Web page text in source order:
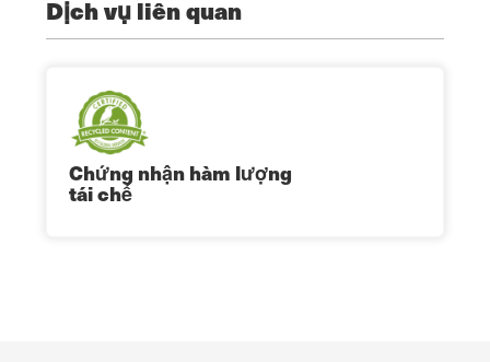
Dịch vụ liên quan
Chứng nhận hàm lượng
tái chế